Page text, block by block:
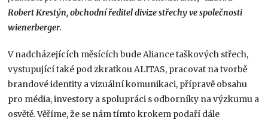
Robert Krestýn, obchodní ředitel divize střechy ve společnosti
wienerberger.
V nadcházejících měsících bude Aliance taškových střech,
vystupující také pod zkratkou ALITAS, pracovat na tvorbě
brandové identity a vizuální komunikaci, přípravě obsahu
pro média, investory a spolupráci s odborníky na výzkumu a
osvětě. Věříme, že se nám tímto krokem podaří dále